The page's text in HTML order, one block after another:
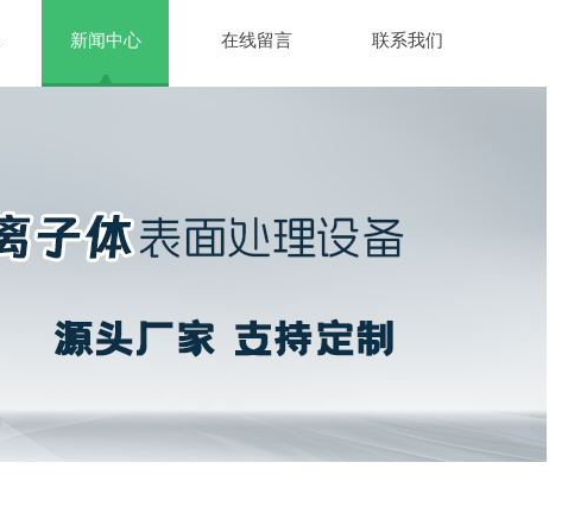
新闻中心 在线留言 联系我们